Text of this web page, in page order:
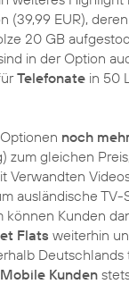
(39,99 EUR),
20 GB
in der Option
Telefonate in 50
noch
zum gleichen
Verwandten
ausländische TV-
können Kunden
Flats weiterhin
Deutschlands
Kunden